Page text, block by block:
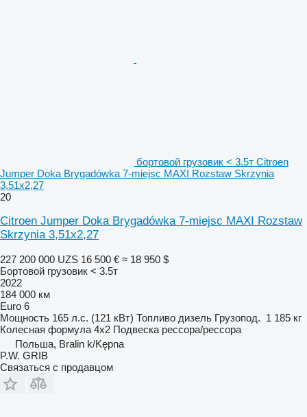
бортовой грузовик < 3.5т Citroen
Jumper Doka Brygadówka 7-miejsc MAXI Rozstaw Skrzynia
3,51x2,27
20
Citroen Jumper Doka Brygadówka 7-miejsc MAXI Rozstaw
Skrzynia 3,51x2,27
227 200 000 UZS 16 500 € ≈ 18 950 $
Бортовой грузовик < 3.5т
2022
184 000 км
Euro 6
Мощность 165 л.с. (121 кВт) Топливо дизель Грузопод. 1 185 кг
Колесная формула 4x2 Подвеска рессора/рессора
Польша, Bralin k/Kępna
P.W. GRIB
Связаться с продавцом